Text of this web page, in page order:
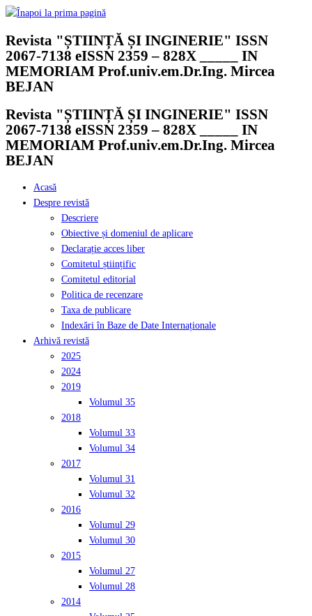
Skip
content
Revista "ȘTIINȚĂ ȘI INGINERIE" ISSN
2067-7138 eISSN 2359 – 828X _____ IN
MEMORIAM Prof.univ.em.Dr.Ing. Mircea
BEJAN
Revista "ȘTIINȚĂ ȘI INGINERIE" ISSN
2067-7138 eISSN 2359 – 828X _____ IN
MEMORIAM Prof.univ.em.Dr.Ing. Mircea
BEJAN
Acasă
Despre revistă
Descriere
Obiective și domeniul de aplicare
Declarație acces liber
Comitetul științific
Comitetul editorial
Politica de recenzare
Taxa de publicare
Indexări în Baze de Date Internaționale
Arhivă revistă
2025
2024
2019
Volumul 35
2018
Volumul 33
Volumul 34
2017
Volumul 31
Volumul 32
2016
Volumul 29
Volumul 30
2015
Volumul 27
Volumul 28
2014